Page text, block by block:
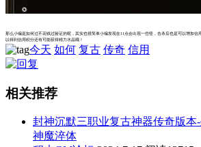
那么小编是如何过不花钱过验证的呢，其实也很简单小编发现在11点会出现一些怪，击杀后也是可以增加
以得到信用积分还有可能获得精力水晶哦！
今天 如何 复古 传奇 信用
相关推荐
封神沉默三职业复古神器传奇版本
神魔淬体